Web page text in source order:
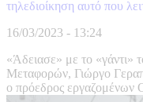
τηλεδιοίκηση αυτό που
16/03/2023 - 13:24
«Άδειασε» με το «γάντι»
Μεταφορών, Γιώργο
ο πρόεδρος εργαζομένων